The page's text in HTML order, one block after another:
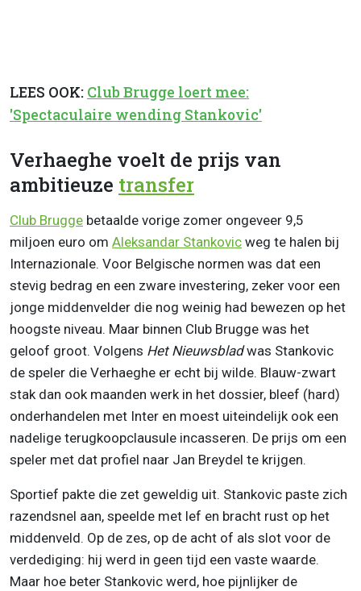
LEES OOK: Club Brugge loert mee:
'Spectaculaire wending Stankovic'
Verhaeghe voelt de prijs van
ambitieuze transfer
Club Brugge betaalde vorige zomer ongeveer 9,5
miljoen euro om Aleksandar Stankovic weg te halen bij
Internazionale. Voor Belgische normen was dat een
stevig bedrag en een zware investering, zeker voor een
jonge middenvelder die nog weinig had bewezen op het
hoogste niveau. Maar binnen Club Brugge was het
geloof groot. Volgens Het Nieuwsbladwas Stankovic
de speler die Verhaeghe er echt bij wilde. Blauw-zwart
stak dan ook maanden werk in het dossier, bleef (hard)
onderhandelen met Inter en moest uiteindelijk ook een
nadelige terugkoopclausule incasseren. De prijs om een
speler met dat profiel naar Jan Breydel te krijgen.
Sportief pakte die zet geweldig uit. Stankovic paste zich
razendsnel aan, speelde met lef en bracht rust op het
middenveld. Op de zes, op de acht of als slot voor de
verdediging: hij werd in geen tijd een vaste waarde.
Maar hoe beter Stankovic werd, hoe pijnlijker de